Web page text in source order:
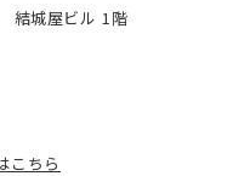
結城屋ビル 1階
こちら